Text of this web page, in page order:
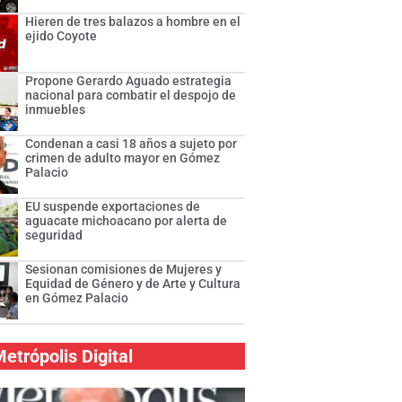
Hieren de tres balazos a hombre en el
ejido Coyote
Propone Gerardo Aguado estrategia
nacional para combatir el despojo de
inmuebles
Condenan a casi 18 años a sujeto por
crimen de adulto mayor en Gómez
Palacio
EU suspende exportaciones de
aguacate michoacano por alerta de
seguridad
Sesionan comisiones de Mujeres y
Equidad de Género y de Arte y Cultura
en Gómez Palacio
Digital